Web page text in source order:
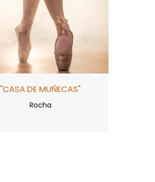
"CASA DE MUÑECAS"
Rocha